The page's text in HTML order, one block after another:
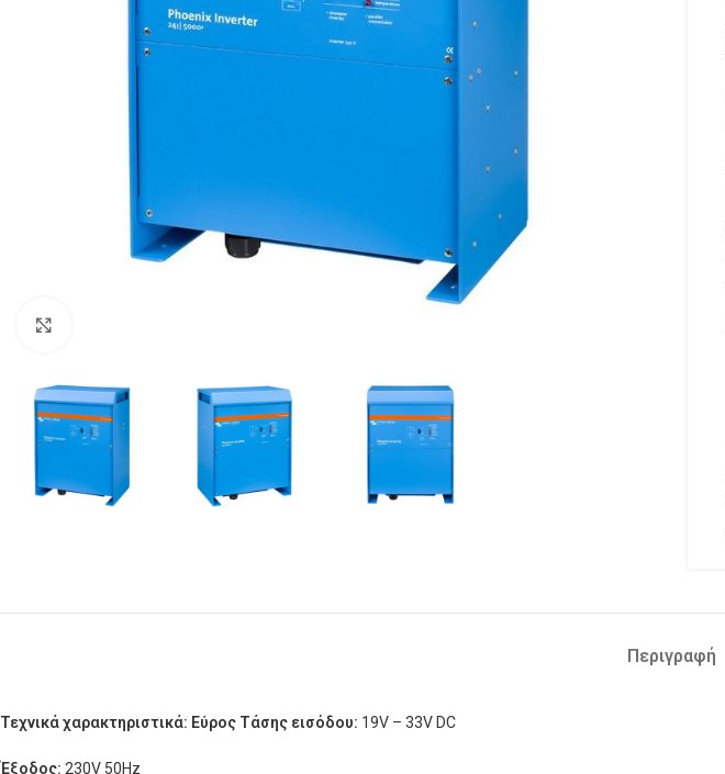
Περιγραφή
Τεχνικά χαρακτηριστικά: Εύρος Τάσης εισόδου: 19V – 33V DC
Έξοδος: 230V 50Hz